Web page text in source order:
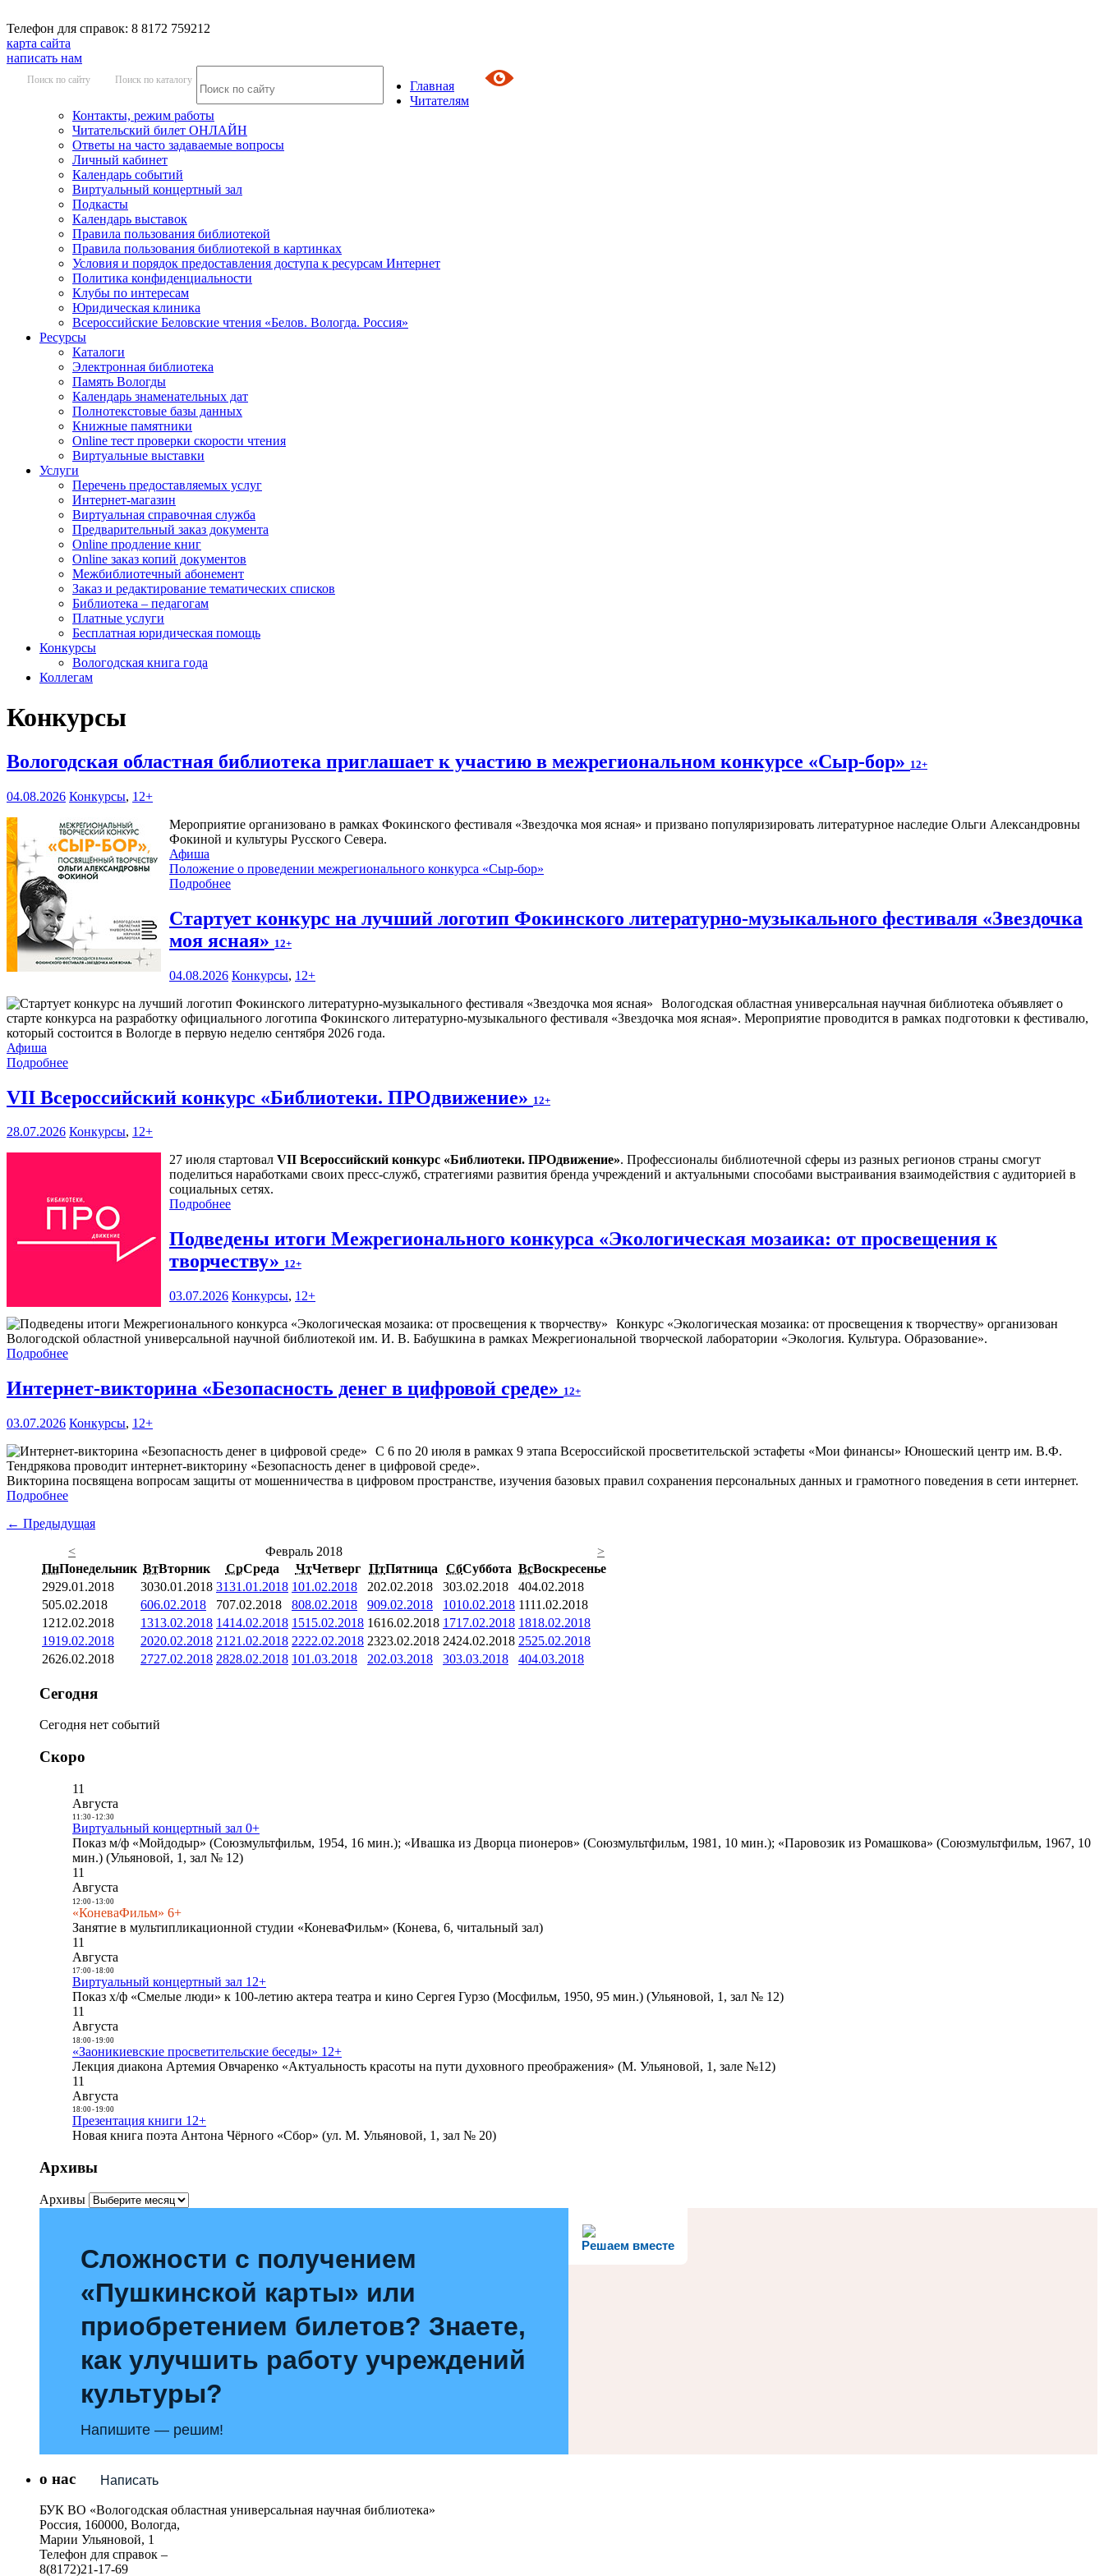
Телефон для справок: 8 8172 759212
карта сайта
написать нам
Поиск по сайту Поиск по каталогу
Главная
Читателям
Контакты, режим работы
Читательский билет ОНЛАЙН
Ответы на часто задаваемые вопросы
Личный кабинет
Календарь событий
Виртуальный концертный зал
Подкасты
Календарь выставок
Правила пользования библиотекой
Правила пользования библиотекой в картинках
Условия и порядок предоставления доступа к ресурсам Интернет
Политика конфиденциальности
Клубы по интересам
Юридическая клиника
Всероссийские Беловские чтения «Белов. Вологда. Россия»
Ресурсы
Каталоги
Электронная библиотека
Память Вологды
Календарь знаменательных дат
Полнотекстовые базы данных
Книжные памятники
Online тест проверки скорости чтения
Виртуальные выставки
Услуги
Перечень предоставляемых услуг
Интернет-магазин
Виртуальная справочная служба
Предварительный заказ документа
Online продление книг
Online заказ копий документов
Межбиблиотечный абонемент
Заказ и редактирование тематических списков
Библиотека – педагогам
Платные услуги
Бесплатная юридическая помощь
Конкурсы
Вологодская книга года
Коллегам
Конкурсы
Вологодская областная библиотека приглашает к участию в межрегиональном конкурсе «Сыр-бор» 12+
04.08.2026 Конкурсы, 12+
Мероприятие организовано в рамках Фокинского фестиваля «Звездочка моя ясная» и призвано популяризировать литературное наследие Ольги Александровны
Фокиной и культуры Русского Севера.
Афиша
Положение о проведении межрегионального конкурса «Сыр-бор»
Подробнее
Стартует конкурс на лучший логотип Фокинского литературно-музыкального фестиваля «Звездочка
моя ясная» 12+
04.08.2026 Конкурсы, 12+
Вологодская областная универсальная научная библиотека объявляет о
старте конкурса на разработку официального логотипа Фокинского литературно-музыкального фестиваля «Звездочка моя ясная». Мероприятие проводится в рамках подготовки к фестивалю,
который состоится в Вологде в первую неделю сентября 2026 года.
Афиша
Подробнее
VII Всероссийский конкурс «Библиотеки. ПРОдвижение» 12+
28.07.2026 Конкурсы, 12+
27 июля стартовал VII Всероссийский конкурс «Библиотеки. ПРОдвижение». Профессионалы библиотечной сферы из разных регионов страны смогут
поделиться наработками своих пресс-служб, стратегиями развития бренда учреждений и актуальными способами выстраивания взаимодействия с аудиторией в
социальных сетях.
Подробнее
Подведены итоги Межрегионального конкурса «Экологическая мозаика: от просвещения к
творчеству» 12+
03.07.2026 Конкурсы, 12+
Конкурс «Экологическая мозаика: от просвещения к творчеству» организован
Вологодской областной универсальной научной библиотекой им. И. В. Бабушкина в рамках Межрегиональной творческой лаборатории «Экология. Культура. Образование».
Подробнее
Интернет-викторина «Безопасность денег в цифровой среде» 12+
03.07.2026 Конкурсы, 12+
С 6 по 20 июля в рамках 9 этапа Всероссийской просветительской эстафеты «Мои финансы» Юношеский центр им. В.Ф.
Тендрякова проводит интернет-викторину «Безопасность денег в цифровой среде».
Викторина посвящена вопросам защиты от мошенничества в цифровом пространстве, изучения базовых правил сохранения персональных данных и грамотного поведения в сети интернет.
Подробнее
← Предыдущая
<
Февраль 2018
>
ПнПонедельник ВтВторник СрСреда ЧтЧетверг ПтПятница СбСуббота ВсВоскресенье
2929.01.2018 3030.01.2018 3131.01.2018 101.02.2018 202.02.2018 303.02.2018 404.02.2018
505.02.2018 606.02.2018 707.02.2018 808.02.2018 909.02.2018 1010.02.2018 1111.02.2018
1212.02.2018 1313.02.2018 1414.02.2018 1515.02.2018 1616.02.2018 1717.02.2018 1818.02.2018
1919.02.2018 2020.02.2018 21 21.02.2018 2222.02.2018 2323.02.2018 2424.02.2018 2525.02.2018
2626.02.2018 2727.02.2018 2828.02.2018 101.03.2018 202.03.2018 303.03.2018 404.03.2018
Сегодня
Сегодня нет событий
Скоро
11
Августа
11:30- 12:30
Виртуальный концертный зал 0+
Показ м/ф «Мойдодыр» (Союзмультфильм, 1954, 16 мин.); «Ивашка из Дворца пионеров» (Союзмультфильм, 1981, 10 мин.); «Паровозик из Ромашкова» (Союзмультфильм, 1967, 10
мин.) (Ульяновой, 1, зал № 12)
11
Августа
12:00- 13:00
«КоневаФильм» 6+
Занятие в мультипликационной студии «КоневаФильм» (Конева, 6, читальный зал)
11
Августа
17:00- 18:00
Виртуальный концертный зал 12+
Показ х/ф «Смелые люди» к 100-летию актера театра и кино Сергея Гурзо (Мосфильм, 1950, 95 мин.) (Ульяновой, 1, зал № 12)
11
Августа
18:00- 19:00
«Заоникиевские просветительские беседы» 12+
Лекция диакона Артемия Овчаренко «Актуальность красоты на пути духовного преображения» (М. Ульяновой, 1, зале №12)
11
Августа
18:00- 19:00
Презентация книги 12+
Новая книга поэта Антона Чёрного «Сбор» (ул. М. Ульяновой, 1, зал № 20)
Архивы
Архивы
Решаем вместе
Сложности с получением
«Пушкинской карты» или
приобретением билетов? Знаете,
как улучшить работу учреждений
культуры?
Напишите — решим!
Написать
о нас
БУК ВО «Вологодская областная универсальная научная библиотека»
Россия, 160000, Вологда,
Марии Ульяновой, 1
Телефон для справок –
8(8172)21-17-69